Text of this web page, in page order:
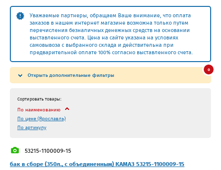
Уважаемые партнеры, обращаем Ваше внимание, что оплата
заказов в нашем интернет магазине возможна только путем
перечисления безналичных денежных средств на основании
выставленного счета. Цена на сайте указана на условиях
самовывоза с выбранного склада и действительна при
предварительной оплате 100% согласно выставленного счета.
Открыть дополнительные фильтры
0
Сортировать товары:
По наименованию
По цене (Ярославль)
По артикулу
53215-1100009-15
бак в сборе (350л., с объединенным) КАМАЗ 53215-1100009-15